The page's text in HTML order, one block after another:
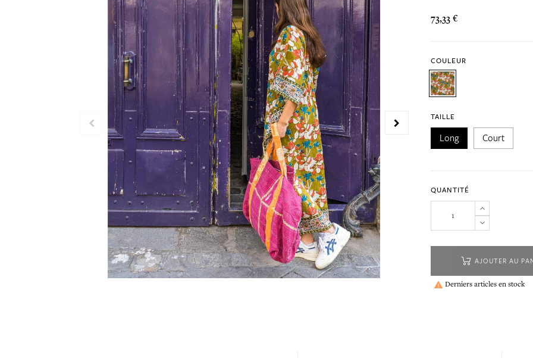
73,33 €
COULEUR
TAILLE
Long Court
QUANTITÉ
AJOUTER AU
 Derniers articles en stock